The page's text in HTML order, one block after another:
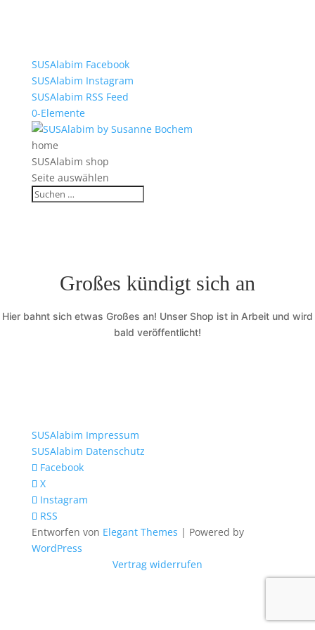
SUSAlabim Facebook
SUSAlabim Instagram
SUSAlabim RSS Feed
0-Elemente
home
SUSAlabim shop
Seite auswählen
Großes kündigt sich an
Hier bahnt sich etwas Großes an! Unser Shop ist in Arbeit und wird
bald veröffentlicht!
SUSAlabim Impressum
SUSAlabim Datenschutz
Facebook
X
Instagram
RSS
Entworfen von Elegant Themes | Powered by
WordPress
Vertrag widerrufen